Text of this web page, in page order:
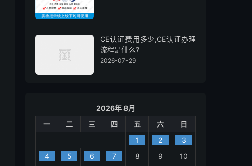
CE认证费用多少,CE认证办理
流程是什么?
2026-07-29
2026年 8月
一
二 三 四 五 六
日
1
2
3
4
5 6 7 8 9
10